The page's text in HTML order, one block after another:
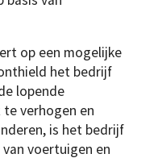
op een mogelijke
het bedrijf
lopende
verhogen en
is het bedrijf
voertuigen en